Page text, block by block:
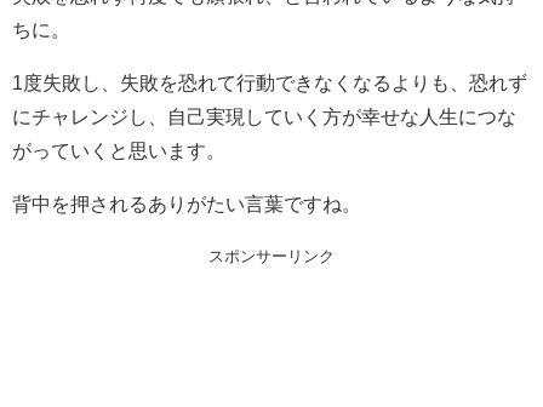
ちに。
1度失敗し、失敗を恐れて行動できなくなるよりも、恐れず
にチャレンジし、自己実現していく方が幸せな人生につな
がっていくと思います。
背中を押されるありがたい言葉ですね。
スポンサーリンク